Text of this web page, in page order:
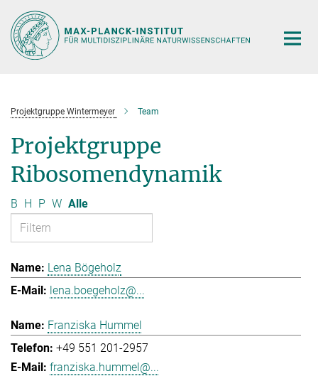
Hauptinhalt
Projektgruppe Wintermeyer Team
Projektgruppe
Ribosomendynamik
B H P W Alle
Lena Bögeholz
lena.boegeholz@...
Franziska Hummel
+49 551 201-2957
franziska.hummel@...